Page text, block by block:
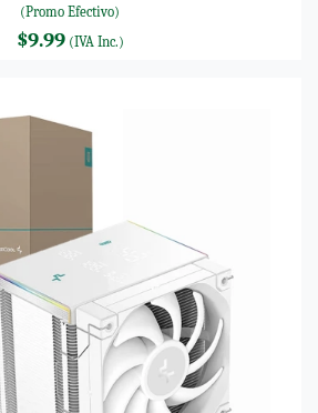
(Promo Efectivo)
$9.99(IVA Inc.)